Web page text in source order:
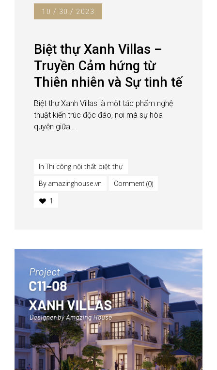
10 / 30 / 2023
Biệt thự Xanh Villas –
Truyền Cảm hứng từ
Thiên nhiên và Sự tinh tế
Biệt thự Xanh Villas là một tác phẩm nghệ
thuật kiến trúc độc đáo, nơi mà sự hòa
quyện giữa...
InThi công nội thất biệt thự
By amazinghouse.vn Comment (0)
1